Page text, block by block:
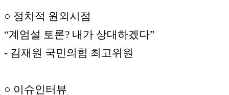
○ 정치적 원외시점
“계엄설 토론? 내가 상대하겠다”
- 김재원 국민의힘 최고위원
○ 이슈인터뷰